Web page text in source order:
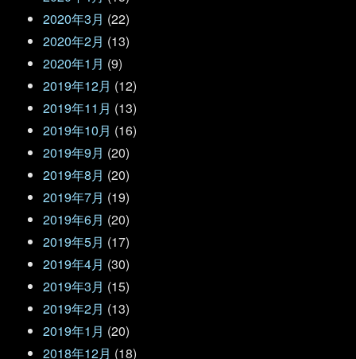
2020年3月 (22)
2020年2月 (13)
2020年1月 (9)
2019年12月 (12)
2019年11月 (13)
2019年10月 (16)
2019年9月 (20)
2019年8月 (20)
2019年7月 (19)
2019年6月 (20)
2019年5月 (17)
2019年4月 (30)
2019年3月 (15)
2019年2月 (13)
2019年1月 (20)
2018年12月 (18)